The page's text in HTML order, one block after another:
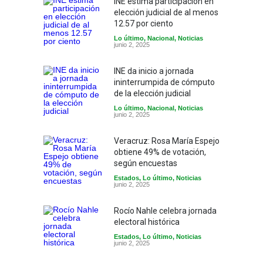
elección judicial de al menos
12.57 por ciento
Lo último, Nacional, Noticias
junio 2, 2025
INE da inicio a jornada
ininterrumpida de cómputo
de la elección judicial
Lo último, Nacional, Noticias
junio 2, 2025
Veracruz: Rosa María Espejo
obtiene 49% de votación,
según encuestas
Estados, Lo último, Noticias
junio 2, 2025
Rocío Nahle celebra jornada
electoral histórica
Estados, Lo último, Noticias
junio 2, 2025